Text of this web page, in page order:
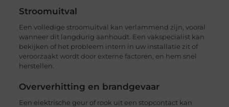
Stroomuitval
Een volledige stroomuitval kan verlammend zijn, vooral
wanneer dit langdurig aanhoudt. Een vakspecialist kan
bekijken of het probleem intern in uw installatie zit of
veroorzaakt wordt door externe factoren, en hem snel
herstellen.
Oververhitting en brandgevaar
Een elektrische geur of rook uit een stopcontact kan